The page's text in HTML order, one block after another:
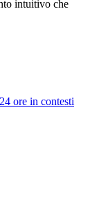
intuitivo che
ore in contesti